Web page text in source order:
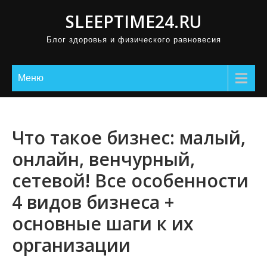
SLEEPTIME24.RU
Блог здоровья и физического равновесия
Меню
Что такое бизнес: малый,
онлайн, венчурный,
сетевой! Все особенности
4 видов бизнеса +
основные шаги к их
организации